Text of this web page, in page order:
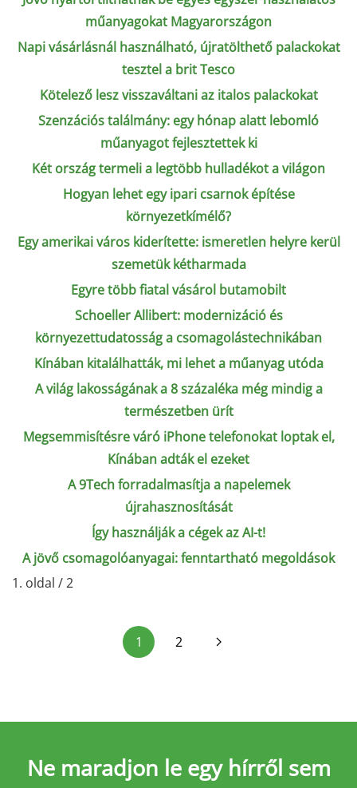
műanyagokat Magyarországon
Napi vásárlásnál használható, újratölthető palackokat
tesztel a brit Tesco
Kötelező lesz visszaváltani az italos palackokat
Szenzációs találmány: egy hónap alatt lebomló
műanyagot fejlesztettek ki
Két ország termeli a legtöbb hulladékot a világon
Hogyan lehet egy ipari csarnok építése
környezetkímélő?
Egy amerikai város kiderítette: ismeretlen helyre kerül
szemetük kétharmada
Egyre több fiatal vásárol butamobilt
Schoeller Allibert: modernizáció és
környezettudatosság a csomagolástechnikában
Kínában kitalálhatták, mi lehet a műanyag utóda
A világ lakosságának a 8 százaléka még mindig a
természetben ürít
Megsemmisítésre váró iPhone telefonokat loptak el,
Kínában adták el ezeket
A 9Tech forradalmasítja a napelemek
újrahasznosítását
Így használják a cégek az AI-t!
A jövő csomagolóanyagai: fenntartható megoldások
1. oldal / 2
1 2
Ne maradjon le egy hírről sem